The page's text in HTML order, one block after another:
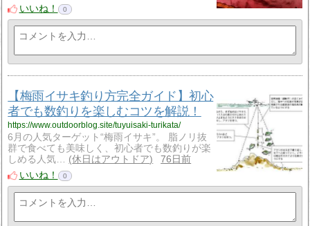
いいね！
0
【梅雨イサキ釣り方完全ガイド】初心
者でも数釣りを楽しむコツを解説！
https://www.outdoorblog.site/tuyuisaki-turikata/
6月の人気ターゲット“梅雨イサキ”。 脂ノリ抜
群で食べても美味しく、初心者でも数釣りが楽
しめる人気…
休日はアウトドア
76日前
いいね！
0